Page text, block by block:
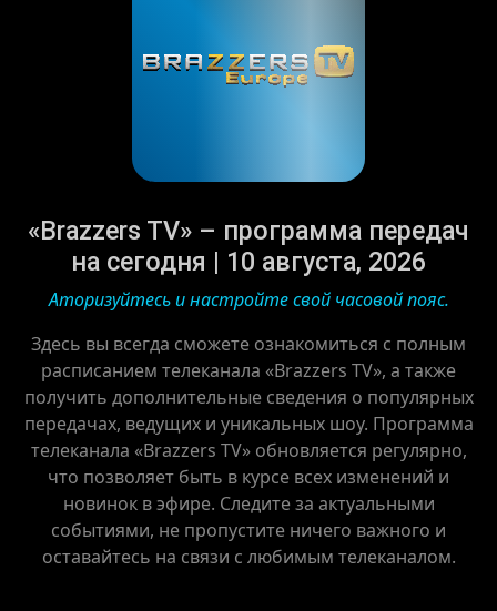
«Brazzers TV» – программа передач
на сегодня | 10 августа, 2026
Аторизуйтесь и настройте свой часовой пояс.
Здесь вы всегда сможете ознакомиться с полным
расписанием телеканала «Brazzers TV», а также
получить дополнительные сведения о популярных
передачах, ведущих и уникальных шоу. Программа
телеканала «Brazzers TV» обновляется регулярно,
что позволяет быть в курсе всех изменений и
новинок в эфире. Следите за актуальными
событиями, не пропустите ничего важного и
оставайтесь на связи с любимым телеканалом.